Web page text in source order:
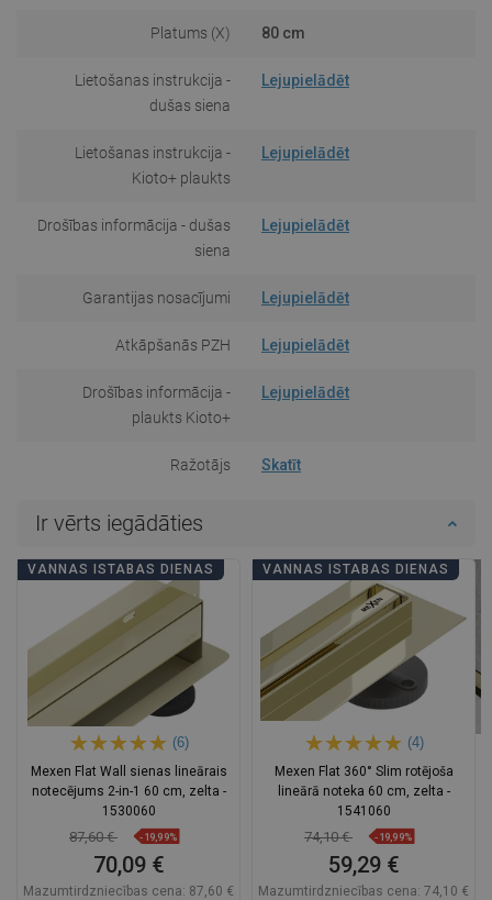
Platums (X) 80 cm
Lietošanas instrukcija -
dušas siena
Lejupielādēt
Lietošanas instrukcija -
Kioto+ plaukts
Lejupielādēt
Drošības informācija - dušas
siena
Lejupielādēt
Garantijas nosacījumi Lejupielādēt
Atkāpšanās PZH Lejupielādēt
Drošības informācija -
plaukts Kioto+
Lejupielādēt
Ražotājs Skatīt
Ir vērts iegādāties
VANNAS ISTABAS DIENAS
(6)
Mexen Flat Wall sienas lineārais
notecējums 2-in-1 60 cm, zelta -
1530060
87,60 € -19,99%
70,09 €
Mazumtirdzniecības cena: 87,60 €
VANNAS ISTABAS DIENAS
(4)
Mexen Flat 360° Slim rotējoša
lineārā noteka 60 cm, zelta -
1541060
74,10 € -19,99%
59,29 €
Mazumtirdzniecības cena: 74,10 €